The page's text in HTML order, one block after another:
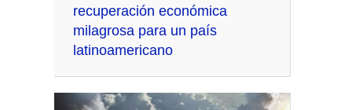
recuperación económica
milagrosa para un país
latinoamericano